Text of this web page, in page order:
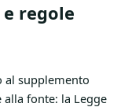
regole
al supplemento
fonte: la Legge